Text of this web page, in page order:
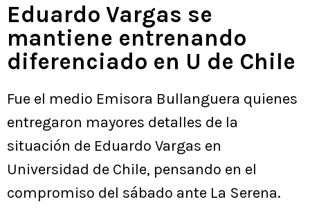
Eduardo Vargas se
mantiene entrenando
diferenciado en U de Chile
Fue el medio Emisora Bullanguera quienes
entregaron mayores detalles de la
situación de Eduardo Vargas en
Universidad de Chile, pensando en el
compromiso del sábado ante La Serena.